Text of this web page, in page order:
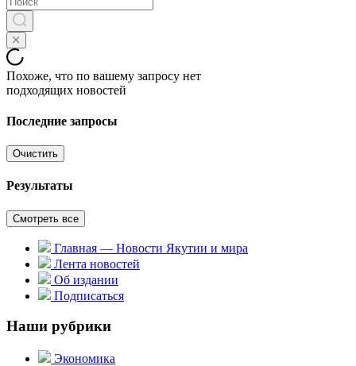
Похоже, что по вашему запросу нет
подходящих новостей
Последние запросы
Очистить
Результаты
Смотреть все
Главная — Новости Якутии и мира
Лента новостей
Об издании
Подписаться
Наши рубрики
Экономика